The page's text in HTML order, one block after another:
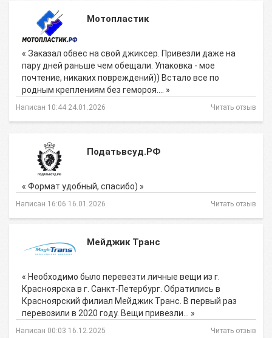
Мотопластик
« Заказал обвес на свой джиксер. Привезли даже на
пару дней раньше чем обещали. Упаковка - мое
почтение, никаких повреждений)) Встало все по
родным креплениям без гемороя.… »
Написан 10:44 24.01.2026 Читать отзыв
Податьвсуд.РФ
« Формат удобный, спасибо) »
Написан 16:06 16.01.2026 Читать отзыв
Мейджик Транс
« Необходимо было перевезти личные вещи из г.
Красноярска в г. Санкт-Петербург. Обратились в
Красноярский филиал Мейджик Транс. В первый раз
перевозили в 2020 году. Вещи привезли… »
Написан 00:03 16.12.2025 Читать отзыв